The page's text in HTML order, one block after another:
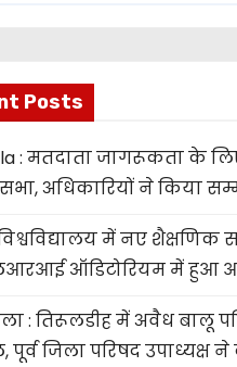
Posts
: मतदाता जागरूकता के
अधिकारियों ने किया
में नए शैक्षणिक
ऑडिटोरियम में हुआ
: तिरूलडीह में अवैध बालू
पूर्व जिला परिषद उपाध्यक्ष